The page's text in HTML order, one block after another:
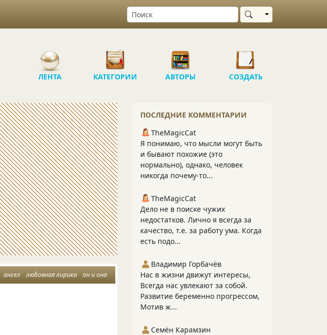
Выбрать область
ЛЕНТА КАТЕГОРИИ АВТОРЫ СОЗДАТЬ
ангел любовная лирика он и она
ПОСЛЕДНИЕ КОММЕНТАРИИ
TheMagicCat
Я понимаю, что мысли могут быть
и бывают похожие (это
нормально), однако, человек
никогда почему-то...
TheMagicCat
Дело не в поиске чужих
недостатков. Лично я всегда за
качество, т.е. за работу ума. Когда
есть подо...
Владимир Горбачёв
Нас в жизни движут интересы,
Всегда нас увлекают за собой.
Развитие беременно прогрессом,
Мотив ж...
Семён Карамзин